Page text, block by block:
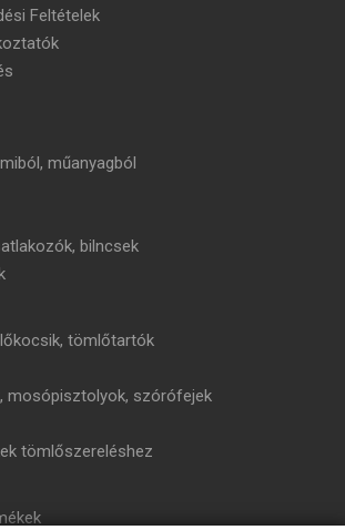
Feltételek
műanyagból
bilncsek
tömlőtartók
mosópisztolyok, szórófejek
tömlőszereléshez